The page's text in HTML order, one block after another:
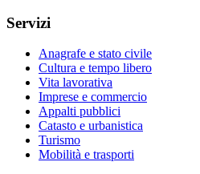
Servizi
Anagrafe e stato civile
Cultura e tempo libero
Vita lavorativa
Imprese e commercio
Appalti pubblici
Catasto e urbanistica
Turismo
Mobilità e trasporti